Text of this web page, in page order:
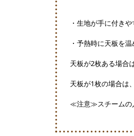
・生地が手に付き
・予熱時に天板を
天板が2枚ある場合
天板が1枚の場合は
≪注意≫スチームの